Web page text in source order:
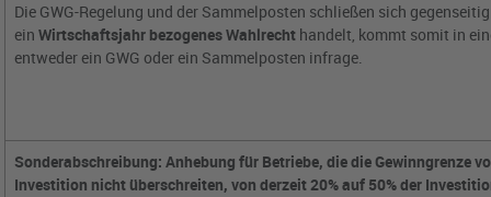
Die GWG-Regelung und der Sammelposten schließen sich
einWirtschaftsjahr bezogenes Wahlrecht handelt, kommt somit in
entweder ein GWG oder ein Sammelposten infrage.
Sonderabschreibung: Anhebung für Betriebe, die die Gewinngrenze
Investition nicht überschreiten, von derzeit 20% auf 50% der